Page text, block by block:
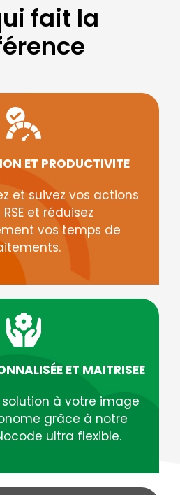
fait la
ET PRODUCTIVITE
et suivez vos actions
RSE et réduisez
vos temps de
ET MAITRISEE
solution à votre image
grâce à notre
ultra flexible.